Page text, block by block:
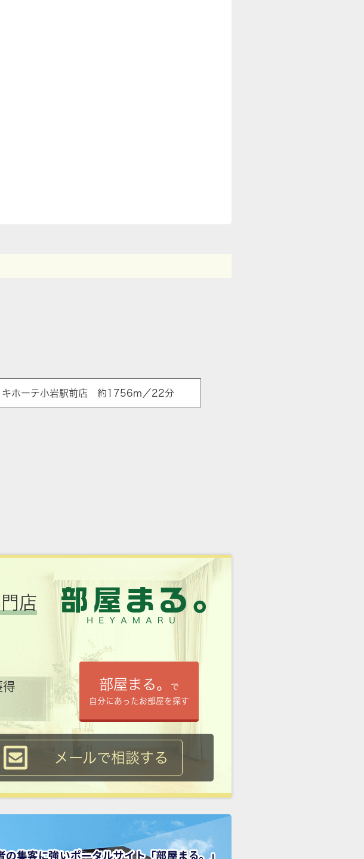
キホーテ小岩駅前店 約1756m／22分
店
得 部屋まる。
で
自分にあったお部屋を探す
メールで相談する